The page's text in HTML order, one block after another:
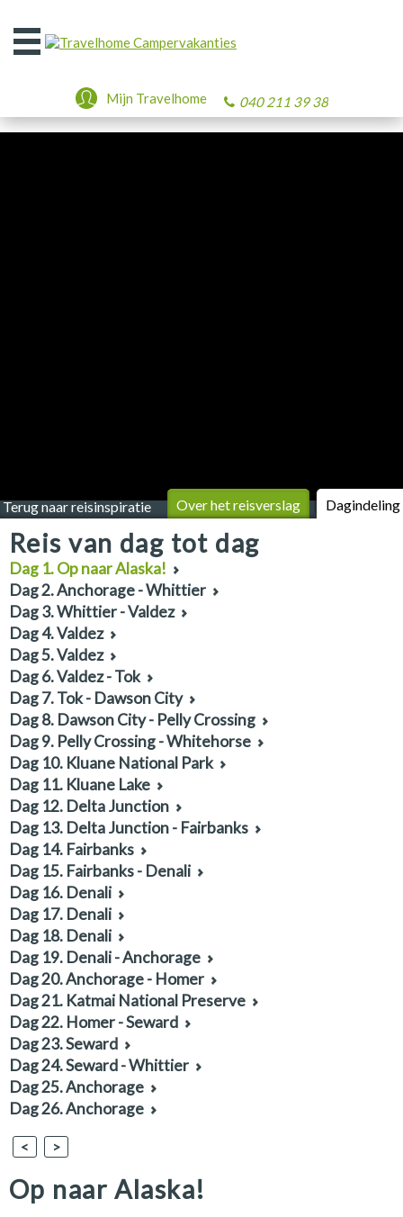
Open
het
040 211 39 38
Mijn Travelhome
Terug naar reisinspiratie Over het reisverslag Dagindeling
< >
Op naar Alaska!
Reis van dag tot dag
Dag 1. Op naar Alaska!
Dag 2. Anchorage - Whittier
Dag 3. Whittier - Valdez
Dag 4. Valdez
Dag 5. Valdez
Dag 6. Valdez - Tok
Dag 7. Tok - Dawson City
Dag 8. Dawson City - Pelly Crossing
Dag 9. Pelly Crossing - Whitehorse
Dag 10. Kluane National Park
Dag 11. Kluane Lake
Dag 12. Delta Junction
Dag 13. Delta Junction - Fairbanks
Dag 14. Fairbanks
Dag 15. Fairbanks - Denali
Dag 16. Denali
Dag 17. Denali
Dag 18. Denali
Dag 19. Denali - Anchorage
Dag 20. Anchorage - Homer
Dag 21. Katmai National Preserve
Dag 22. Homer - Seward
Dag 23. Seward
Dag 24. Seward - Whittier
Dag 25. Anchorage
Dag 26. Anchorage